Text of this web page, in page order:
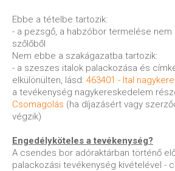
ENGEDÉLYKÖTELES
IRODÁK
Ebbe a tételbe tartozik:
- a pezsgő, a habzóbor termelése
szőlőből
Nem ebbe a szakágazatba tartozik:
- a szeszes italok palackozása és
elkülönülten, lásd: 463401 - Ital
a tevékenység nagykereskedelem
Csomagolás (ha díjazásért vagy
végzik)
Engedélyköteles a tevékenység?
A csendes bor adóraktárban történő
palackozási tevékenység kivételével -